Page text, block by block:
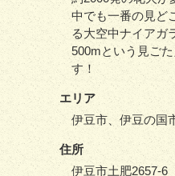
中でも一番の見ど
る大空中ナイアガ
500mという見ご
す！
エリア
伊豆市、伊豆の国
住所
伊豆市土肥2657-6